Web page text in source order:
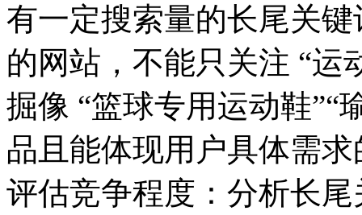
有一定搜索量的长尾关
的网站，不能只关注 “运
掘像 “篮球专用运动鞋”“
品且能体现用户具体需
评估竞争程度：分析长